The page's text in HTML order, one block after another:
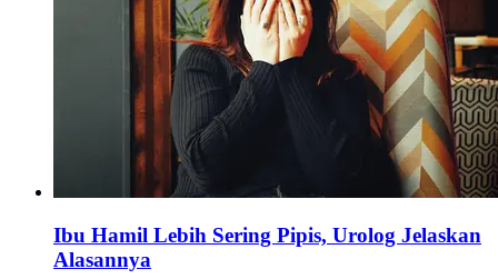
Ibu Hamil Lebih Sering Pipis, Urolog Jelaskan
Alasannya